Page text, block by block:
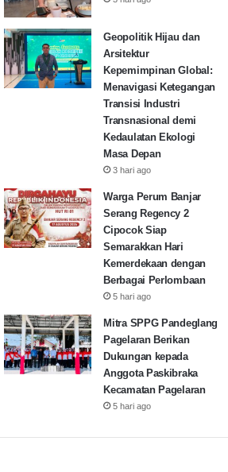
Geopolitik Hijau dan
Arsitektur
Kepemimpinan Global:
Menavigasi Ketegangan
Transisi Industri
Transnasional demi
Kedaulatan Ekologi
Masa Depan
3 hari ago
Warga Perum Banjar
Serang Regency 2
Cipocok Siap
Semarakkan Hari
Kemerdekaan dengan
Berbagai Perlombaan
5 hari ago
Mitra SPPG Pandeglang
Pagelaran Berikan
Dukungan kepada
Anggota Paskibraka
Kecamatan Pagelaran
5 hari ago